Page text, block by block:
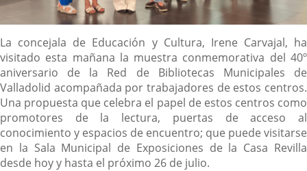
Descripción
La concejala de Educación y Cultura, Irene Carvajal, ha
visitado esta mañana la muestra conmemorativa del 40º
aniversario de la Red de Bibliotecas Municipales de
Valladolid acompañada por trabajadores de estos centros.
Una propuesta que celebra el papel de estos centros como
promotores de la lectura, puertas de acceso al
conocimiento y espacios de encuentro; que puede visitarse
en la Sala Municipal de Exposiciones de la Casa Revilla
desde hoy y hasta el próximo 26 de julio.